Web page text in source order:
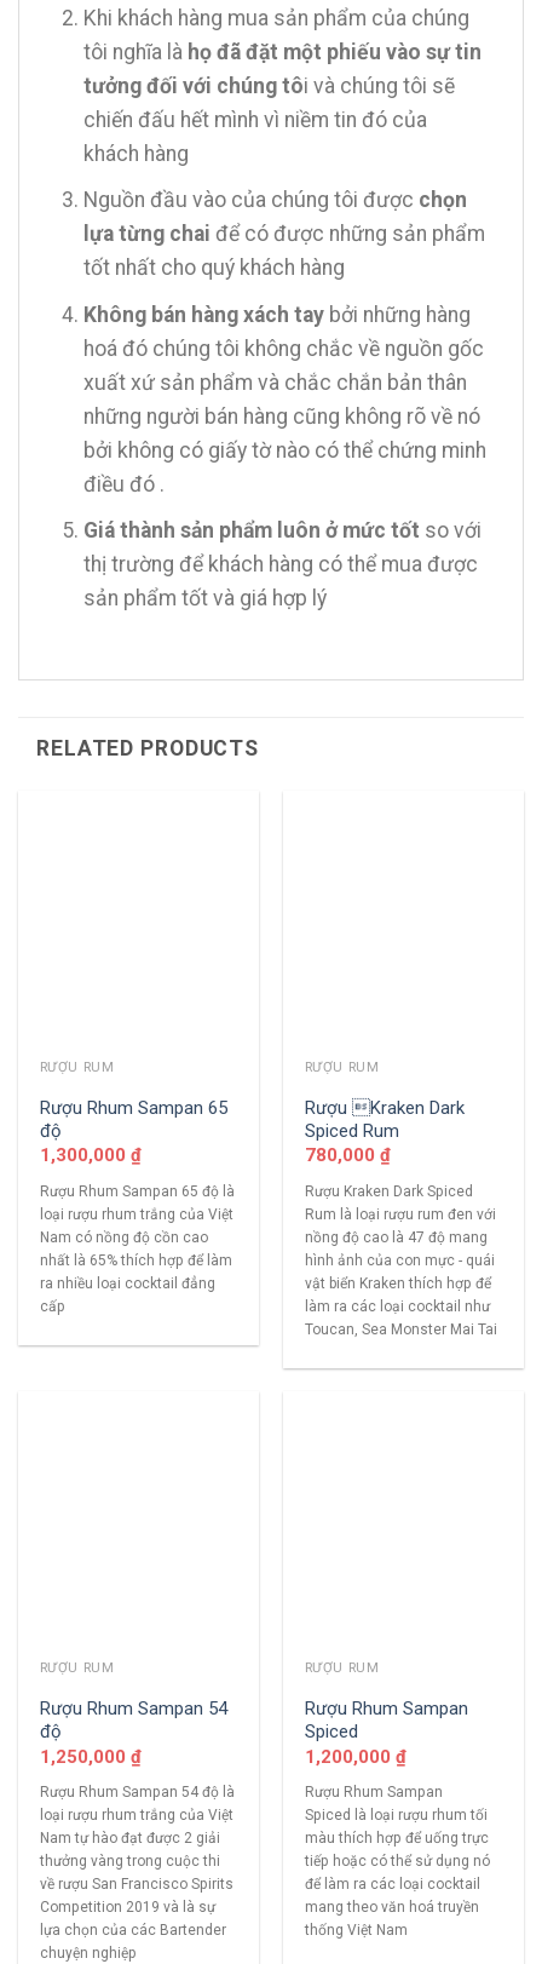
Khi khách hàng mua sản phẩm của chúng
tôi nghĩa là họ đã đặt một phiếu vào sự tin
tưởng đối với chúng tôi và chúng tôi sẽ
chiến đấu hết mình vì niềm tin đó của
khách hàng
Nguồn đầu vào của chúng tôi được chọn
lựa từng chai để có được những sản phẩm
tốt nhất cho quý khách hàng
Không bán hàng xách taybởi những hàng
hoá đó chúng tôi không chắc về nguồn gốc
xuất xứ sản phẩm và chắc chắn bản thân
những người bán hàng cũng không rõ về nó
bởi không có giấy tờ nào có thể chứng minh
điều đó .
Giá thành sản phẩm luôn ở mức tốt so với
thị trường để khách hàng có thể mua được
sản phẩm tốt và giá hợp lý
RELATED PRODUCTS
RƯỢU RUM
Rượu Rhum Sampan 65
độ
1,300,000 ₫
Rượu Rhum Sampan 65 độ là
loại rượu rhum trắng của Việt
Nam có nồng độ cồn cao
nhất là 65% thích hợp để làm
ra nhiều loại cocktail đẳng
cấp
RƯỢU RUM
Rượu Kraken Dark
Spiced Rum
780,000 ₫
Rượu Kraken Dark Spiced
Rum là loại rượu rum đen với
nồng độ cao là 47 độ mang
hình ảnh của con mực - quái
vật biển Kraken thích hợp để
làm ra các loại cocktail như
Toucan, Sea Monster Mai Tai
RƯỢU RUM
Rượu Rhum Sampan 54
độ
1,250,000 ₫
Rượu Rhum Sampan 54 độ là
loại rượu rhum trắng của Việt
Nam tự hào đạt được 2 giải
thưởng vàng trong cuộc thi
về rượu San Francisco Spirits
Competition 2019 và là sự
lựa chọn của các Bartender
chuyện nghiệp
RƯỢU RUM
Rượu Rhum Sampan
Spiced
1,200,000 ₫
Rượu Rhum Sampan
Spiced là loại rượu rhum tối
màu thích hợp để uống trực
tiếp hoặc có thể sử dụng nó
để làm ra các loại cocktail
mang theo văn hoá truyền
thống Việt Nam